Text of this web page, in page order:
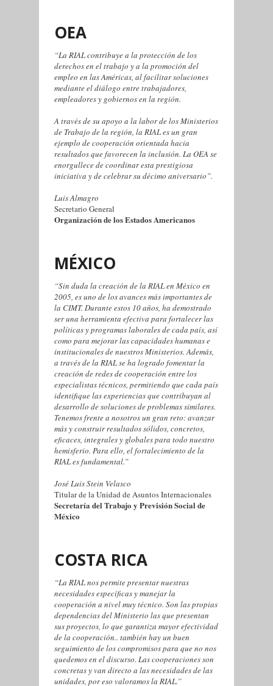
OEA
“La RIAL contribuye a la protección de los
derechos en el trabajo y a la promoción del
empleo en las Américas, al facilitar soluciones
mediante el diálogo entre trabajadores,
empleadores y gobiernos en la región.
A través de su apoyo a la labor de los Ministerios
de Trabajo de la región, la RIAL es un gran
ejemplo de cooperación orientada hacia
resultados que favorecen la inclusión. La OEA se
enorgullece de coordinar esta prestigiosa
iniciativa y de celebrar su décimo aniversario”.
Luis Almagro
Secretario General
Organización de los Estados Americanos
MÉXICO
“Sin duda la creación de la RIAL en México en
2005, es uno de los avances más importantes de
la CIMT. Durante estos 10 años, ha demostrado
ser una herramienta efectiva para fortalecer las
políticas y programas laborales de cada país, así
como para mejorar las capacidades humanas e
institucionales de nuestros Ministerios. Además,
a través de la RIAL se ha logrado fomentar la
creación de redes de cooperación entre los
especialistas técnicos, permitiendo que cada país
identifique las experiencias que contribuyan al
desarrollo de soluciones de problemas similares.
Tenemos frente a nosotros un gran reto: avanzar
más y construir resultados sólidos, concretos,
eficaces, integrales y globales para todo nuestro
hemisferio. Para ello, el fortalecimiento de la
RIAL es fundamental.”
José Luis Stein Velasco
Titular de la Unidad de Asuntos Internacionales
Secretaría del Trabajo y Previsión Social de
México
COSTA RICA
“La RIAL nos permite presentar nuestras
necesidades específicas y manejar la
cooperación a nivel muy técnico. Son las propias
dependencias del Ministerio las que presentan
sus proyectos, lo que garantiza mayor efectividad
de la cooperación.. también hay un buen
seguimiento de los compromisos para que no nos
quedemos en el discurso. Las cooperaciones son
concretas y van directo a las necesidades de las
unidades, por eso valoramos la RIAL.”